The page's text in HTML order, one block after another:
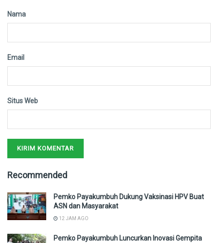
Nama
Email
Situs Web
Recommended
Pemko Payakumbuh Dukung Vaksinasi HPV Buat
ASN dan Masyarakat
12 JAM AGO
Pemko Payakumbuh Luncurkan Inovasi Gempita